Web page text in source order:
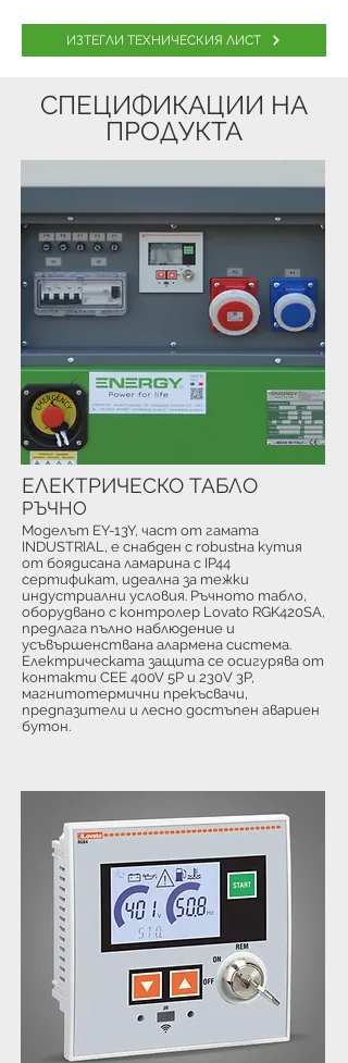
ИЗТЕГЛИ ТЕХНИЧЕСКИЯ ЛИСТ
СПЕЦИФИКАЦИИ НА
ПРОДУКТА
Моделът EY-13Y, част от гамата
INDUSTRIAL, е снабден с robustна кутия
от боядисана ламарина с IP44
сертификат, идеална за тежки
индустриални условия. Ръчното табло,
оборудвано с контролер Lovato RGK420SA,
предлага пълно наблюдение и
усъвършенствана алармена система.
Електрическата защита се осигурява от
контакти CEE 400V 5P и 230V 3P,
магнитотермични прекъсвачи,
предпазители и лесно достъпен авариен
бутон.
ЕЛЕКТРИЧЕСКО ТАБЛО
РЪЧНО